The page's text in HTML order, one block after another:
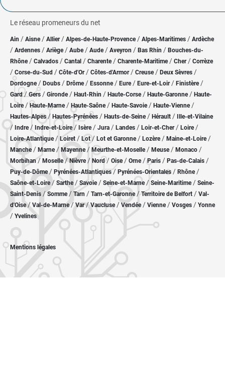
Le réseau promeneurs du net
Ain / Aisne/ Allier/ Alpes-de-Haute-Provence / Alpes-Maritimes / Ardèche
/ Ardennes / Ariège/ Aube/ Aude / Aveyron / Bas Rhin / Bouches-du-
Rhône/ Calvados / Cantal / Charente / Charente-Maritime/ Cher / Corrèze
/ Corse-du-Sud / Côte-d'Or / Côtes-d'Armor/ Creuse/ Deux Sèvres /
Dordogne/ Doubs / Drôme/ Essonne / Eure/ Eure-et-Loir / Finistère/
Gard/Gers / Gironde/ Haut-Rhin / Haute-Corse/ Haute-Garonne/ Haute-
Loire/Haute-Marne/ Haute-Saône/ Haute-Savoie/ Haute-Vienne/
Hautes-Alpes/ Hautes-Pyrénées / Hauts-de-Seine/ Hérault / Ille-et-Vilaine
/ Indre/ Indre-et-Loire/ Isère/ Jura / Landes / Loir-et-Cher/ Loire/
Loire-Atlantique/ Loiret / Lot/ Lot et Garonne/ Lozère / Maine-et-Loire/
Manche/ Marne/ Mayenne/ Meurthe-et-Moselle/ Meuse/ Monaco /
Morbihan/ Moselle/ Nièvre / Nord/ Oise / Orne/Paris / Pas-de-Calais /
Puy-de-Dôme/ Pyrénées-Atlantiques / Pyrénées-Orientales / Rhône/
Saône-et-Loire/ Sarthe/ Savoie/ Seine-et-Marne/ Seine-Maritime/ Seine-
Saint-Denis /Somme/ Tarn / Tarn-et-Garonne/Territoire de Belfort / Val-
d'Oise/ Val-de-Marne/Var/Vaucluse/ Vendée/ Vienne/ Vosges / Yonne
/ Yvelines
Mentions légales